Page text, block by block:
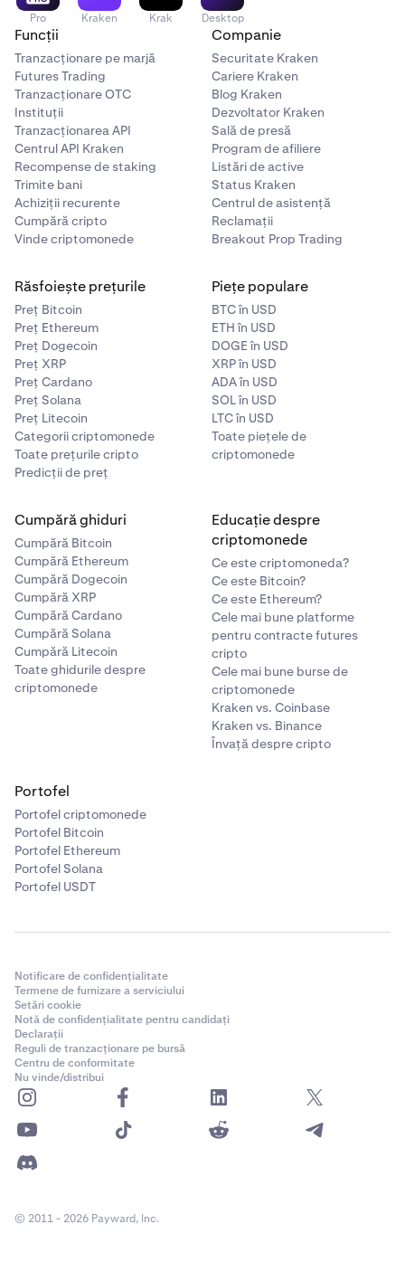
Pro Kraken Krak Desktop
Funcții
Tranzacționare pe marjă
Futures Trading
Tranzacționare OTC
Instituții
Tranzacționarea API
Centrul API Kraken
Recompense de staking
Trimite bani
Achiziții recurente
Cumpără cripto
Vinde criptomonede
Companie
Securitate Kraken
Cariere Kraken
Blog Kraken
Dezvoltator Kraken
Sală de presă
Program de afiliere
Listări de active
Status Kraken
Centrul de asistență
Reclamații
Breakout Prop Trading
Răsfoiește prețurile
Preț Bitcoin
Preț Ethereum
Preț Dogecoin
Preț XRP
Preț Cardano
Preț Solana
Preț Litecoin
Categorii criptomonede
Toate prețurile cripto
Predicții de preț
Piețe populare
BTC în USD
ETH în USD
DOGE în USD
XRP în USD
ADA în USD
SOL în USD
LTC în USD
Toate piețele de
criptomonede
Cumpără ghiduri
Cumpără Bitcoin
Cumpără Ethereum
Cumpără Dogecoin
Cumpără XRP
Cumpără Cardano
Cumpără Solana
Cumpără Litecoin
Toate ghidurile despre
criptomonede
Educație despre
criptomonede
Ce este criptomoneda?
Ce este Bitcoin?
Ce este Ethereum?
Cele mai bune platforme
pentru contracte futures
cripto
Cele mai bune burse de
criptomonede
Kraken vs. Coinbase
Kraken vs. Binance
Învață despre cripto
Portofel
Portofel criptomonede
Portofel Bitcoin
Portofel Ethereum
Portofel Solana
Portofel USDT
Notificare de confidențialitate
Termene de furnizare a serviciului
Setări cookie
Notă de confidențialitate pentru candidați
Declarații
Reguli de tranzacționare pe bursă
Centru de conformitate
Nu vinde/distribui
© 2011 - 2026 Payward, Inc.